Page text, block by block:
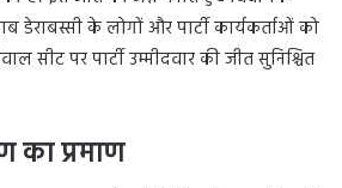
डेराबस्सी के लोगों और पार्टी कार्यकर्ताओं को
सीट पर पार्टी उम्मीदवार की जीत सुनिश्चित
का प्रमाण